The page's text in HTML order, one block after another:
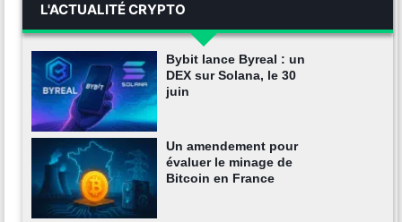
L'ACTUALITÉ CRYPTO
Bybit lance Byreal : un
DEX sur Solana, le 30
juin
Un amendement pour
évaluer le minage de
Bitcoin en France